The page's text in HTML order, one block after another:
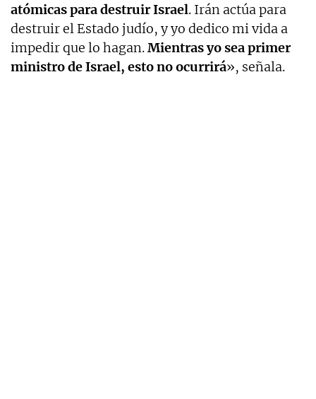
atómicas para destruir Israel. Irán actúa para
destruir el Estado judío, y yo dedico mi vida a
impedir que lo hagan.Mientras yo sea primer
ministro de Israel, esto no ocurrirá», señala.